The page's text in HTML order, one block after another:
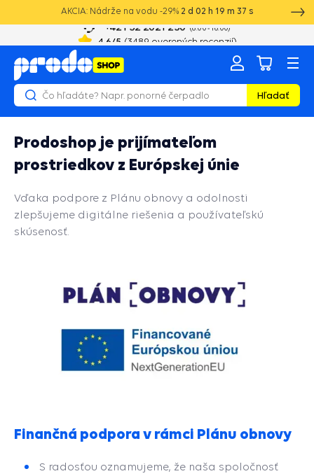
AKCIA: Nádrže na vodu -29% 2 d 02 h 19 m 36 s
+421 52 2021 250 8:00 - 16:00
4.6 /5 (3489 overených recenzií)
Hľadať
Prodoshop je prijímateľom
prostriedkov z Európskej únie
Vďaka podpore z Plánu obnovy a odolnosti
zlepšujeme digitálne riešenia a používateľskú
skúsenosť.
Finančná podpora v rámci Plánu obnovy
S radosťou oznamujeme, že naša spoločnosť